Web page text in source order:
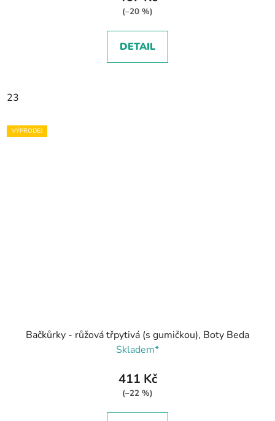
(–20 %)
DETAIL
23
VÝPRODEJ
Bačkůrky - růžová třpytivá (s gumičkou), Boty Beda
Skladem*
411 Kč
(–22 %)